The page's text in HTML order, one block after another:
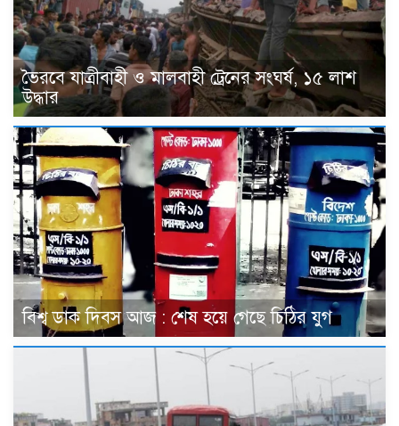
ভৈরবে যাত্রীবাহী ও মালবাহী ট্রেনের সংঘর্ষ, ১৫ লাশ
উদ্ধার
বিশ্ব ডাক দিবস আজ : শেষ হয়ে গেছে চিঠির যুগ